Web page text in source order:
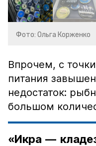
Фото: Ольга Корженко
Впрочем, с
питания
недостаток:
большом
«Икра —